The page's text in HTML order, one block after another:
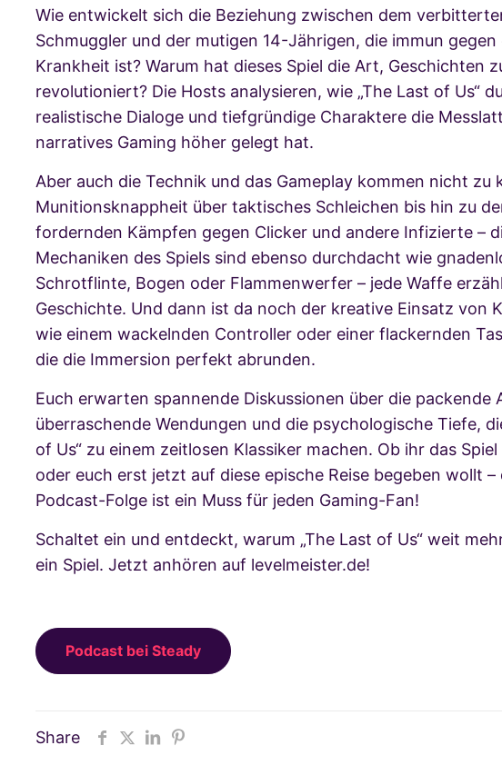
Wie entwickelt sich die Beziehung zwischen dem
Schmuggler und der mutigen 14-Jährigen, die immun gegen
Krankheit ist? Warum hat dieses Spiel die Art, Geschichten
revolutioniert? Die Hosts analysieren, wie „The Last of Us“
realistische Dialoge und tiefgründige Charaktere die
narratives Gaming höher gelegt hat.
Aber auch die Technik und das Gameplay kommen nicht zu
Munitionsknappheit über taktisches Schleichen bis hin zu
fordernden Kämpfen gegen Clicker und andere Infizierte –
Mechaniken des Spiels sind ebenso durchdacht wie
Schrotflinte, Bogen oder Flammenwerfer – jede Waffe
Geschichte. Und dann ist da noch der kreative Einsatz von
wie einem wackelnden Controller oder einer flackernden
die die Immersion perfekt abrunden.
Euch erwarten spannende Diskussionen über die packende
überraschende Wendungen und die psychologische Tiefe,
of Us“ zu einem zeitlosen Klassiker machen. Ob ihr das
oder euch erst jetzt auf diese epische Reise begeben wollt –
Podcast-Folge ist ein Muss für jeden Gaming-Fan!
Schaltet ein und entdeckt, warum „The Last of Us“ weit
ein Spiel. Jetzt anhören auf levelmeister.de!
Podcast bei Steady
Share